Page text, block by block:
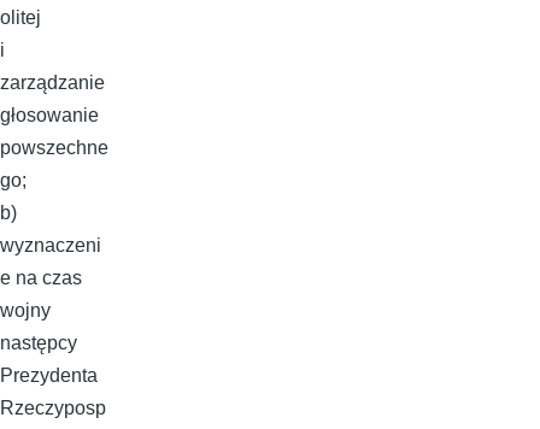
olitej
i
zarządzanie
głosowanie
powszechne
go;
b)
wyznaczeni
e na czas
wojny
następcy
Prezydenta
Rzeczyposp